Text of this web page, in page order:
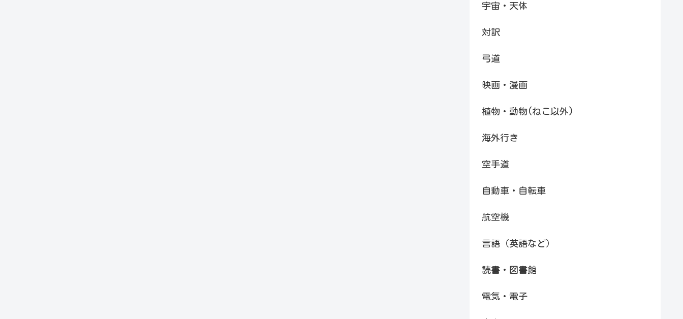
宇宙・天体
対訳
弓道
映画・漫画
植物・動物(ねこ以外)
海外行き
空手道
自動車・自転車
航空機
言語（英語など）
読書・図書館
電気・電子